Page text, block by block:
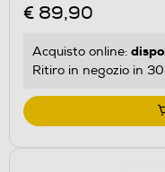
€ 89,90
Acquisto online:
Ritiro in negozio in